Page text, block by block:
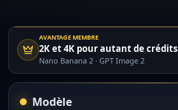
AVANTAGE MEMBRE
2K et 4K pour autant de
Nano Banana 2 · GPT Image 2
Modèle